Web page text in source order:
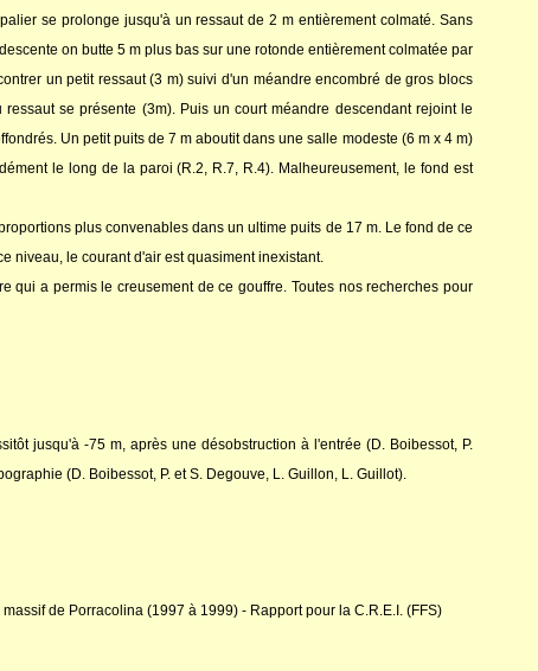
se prolonge jusqu'à un ressaut de 2 m entièrement colmaté. Sans
on butte 5 m plus bas sur une rotonde entièrement colmatée par
un petit ressaut (3 m) suivi d'un méandre encombré de gros blocs
se présente (3m). Puis un court méandre descendant rejoint le
Un petit puits de 7 m aboutit dans une salle modeste (6 m x 4 m)
le long de la paroi (R.2, R.7, R.4). Malheureusement, le fond est
plus convenables dans un ultime puits de 17 m. Le fond de ce
niveau, le courant d'air est quasiment inexistant.
qui a permis le creusement de ce gouffre. Toutes nos recherches pour
jusqu'à -75 m, après une désobstruction à l'entrée (D. Boibessot, P.
(D. Boibessot, P. et S. Degouve, L. Guillon, L. Guillot).
de Porracolina (1997 à 1999) - Rapport pour la C.R.E.I. (FFS)